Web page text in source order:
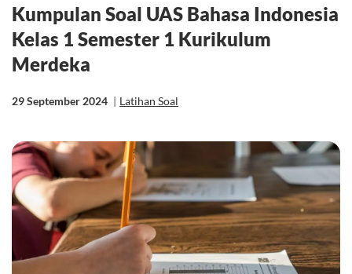
Kumpulan Soal UAS Bahasa Indonesia
Kelas 1 Semester 1 Kurikulum
Merdeka
29 September 2024 | Latihan Soal